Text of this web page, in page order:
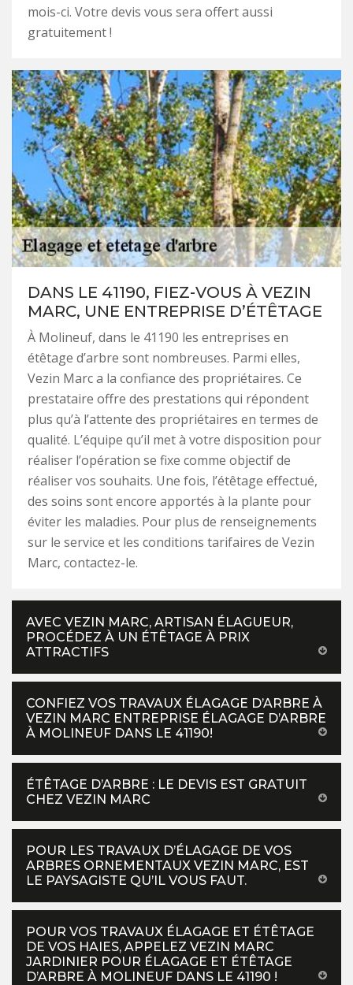
mois-ci. Votre devis vous sera offert aussi
gratuitement !
DANS LE 41190, FIEZ-VOUS À VEZIN
MARC, UNE ENTREPRISE D’ÉTÊTAGE
À Molineuf, dans le 41190 les entreprises en
étêtage d’arbre sont nombreuses. Parmi elles,
Vezin Marc a la confiance des propriétaires. Ce
prestataire offre des prestations qui répondent
plus qu’à l’attente des propriétaires en termes de
qualité. L’équipe qu’il met à votre disposition pour
réaliser l’opération se fixe comme objectif de
réaliser vos souhaits. Une fois, l’étêtage effectué,
des soins sont encore apportés à la plante pour
éviter les maladies. Pour plus de renseignements
sur le service et les conditions tarifaires de Vezin
Marc, contactez-le.
AVEC VEZIN MARC, ARTISAN ÉLAGUEUR,
PROCÉDEZ À UN ÉTÊTAGE À PRIX
ATTRACTIFS
CONFIEZ VOS TRAVAUX ÉLAGAGE D’ARBRE À
VEZIN MARC ENTREPRISE ÉLAGAGE D’ARBRE
À MOLINEUF DANS LE 41190!
ÉTÊTAGE D’ARBRE : LE DEVIS EST GRATUIT
CHEZ VEZIN MARC
POUR LES TRAVAUX D’ÉLAGAGE DE VOS
ARBRES ORNEMENTAUX VEZIN MARC, EST
LE PAYSAGISTE QU’IL VOUS FAUT.
POUR VOS TRAVAUX ÉLAGAGE ET ÉTÊTAGE
DE VOS HAIES, APPELEZ VEZIN MARC
JARDINIER POUR ÉLAGAGE ET ÉTÊTAGE
D’ARBRE À MOLINEUF DANS LE 41190 !